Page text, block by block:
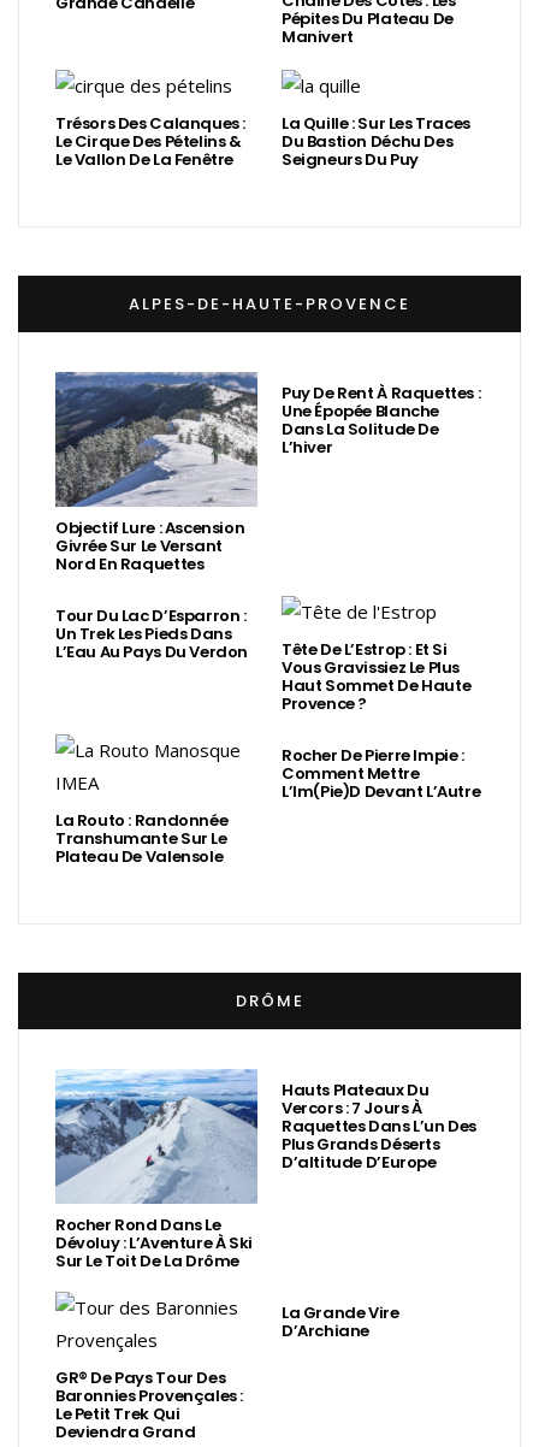
Pépites Du Plateau De
Manivert
Trésors Des Calanques :
Le Cirque Des Pételins &
Le Vallon De La Fenêtre
La Quille : Sur Les Traces
Du Bastion Déchu Des
Seigneurs Du Puy
ALPES-DE-HAUTE-PROVENCE
Objectif Lure : Ascension
Givrée Sur Le Versant
Nord En Raquettes
Puy De Rent À Raquettes :
Une Épopée Blanche
Dans La Solitude De
L’hiver
Tour Du Lac D’Esparron :
Un Trek Les Pieds Dans
L’Eau Au Pays Du Verdon Tête De L’Estrop : Et Si
Vous Gravissiez Le Plus
Haut Sommet De Haute
Provence ?
La Routo : Randonnée
Transhumante Sur Le
Plateau De Valensole
Rocher De Pierre Impie :
Comment Mettre
L’Im(Pie)d Devant L’Autre
DRÔME
Rocher Rond Dans Le
Dévoluy : L’Aventure À Ski
Sur Le Toit De La Drôme
Hauts Plateaux Du
Vercors : 7 Jours À
Raquettes Dans L’un Des
Plus Grands Déserts
D’altitude D’Europe
GR® De Pays Tour Des
Baronnies Provençales :
Le Petit Trek Qui
Deviendra Grand
La Grande Vire
D’Archiane